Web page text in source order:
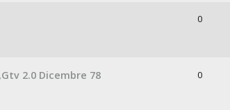
0
2.0 Dicembre 78 0